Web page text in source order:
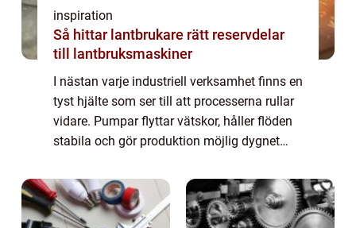
inspiration
Så hittar lantbrukare rätt reservdelar
till lantbruksmaskiner
I nästan varje industriell verksamhet finns en
tyst hjälte som ser till att processerna rullar
vidare. Pumpar flyttar vätskor, håller flöden
stabila och gör produktion möjlig dygnet